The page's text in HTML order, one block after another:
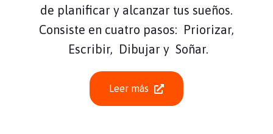
de planificar y alcanzar tus sueños.
Consiste en cuatro pasos: Priorizar,
Escribir, Dibujar y Soñar.
Leer más